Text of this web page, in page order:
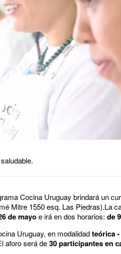
Cocina Uruguay brindará un
Mitre 1550 esq. Las Piedras).La
de mayoe irá en dos horarios: de
Uruguay, en modalidadteórica
aforo será de30 participantes en